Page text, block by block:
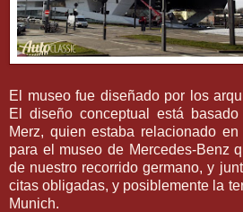
El museo fue diseñado por los
El diseño conceptual está
Merz, quien estaba relacionado
para el museo de Mercedes-Benz
de nuestro recorrido germano, y
citas obligadas, y posiblemente la
Munich.